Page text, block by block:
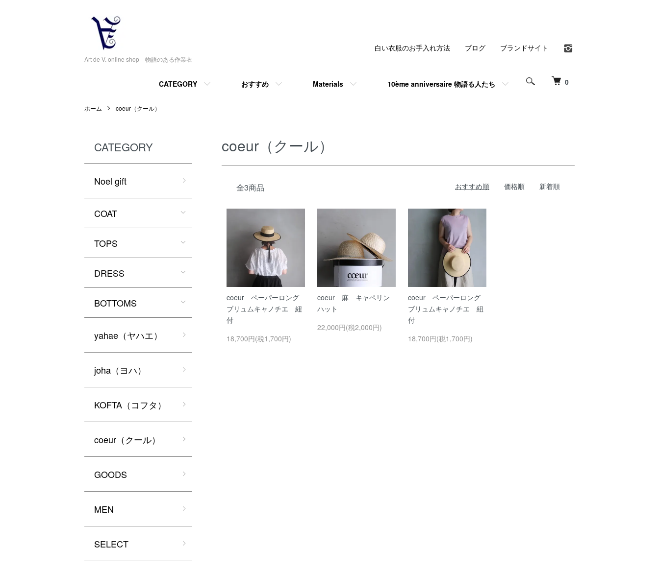
Art de V. online shop 物語のある作業衣
0
CATEGORY おすすめ Materials 10ème anniversaire 物語る人たち
白い衣服のお手入れ方法 ブログ ブランドサイト
ホーム coeur（クール）
coeur（クール）
全3商品 おすすめ順 価格順 新着順
coeur ペーパーロング
ブリュムキャノチエ 紐
付
18,700円(税1,700円)
coeur 麻 キャペリン
ハット
22,000円(税2,000円)
coeur ペーパーロング
ブリュムキャノチエ 紐
付
18,700円(税1,700円)
CATEGORY
Noel gift
COAT
TOPS
DRESS
BOTTOMS
yahae（ヤハエ）
joha（ヨハ）
KOFTA（コフタ）
coeur（クール）
GOODS
MEN
SELECT